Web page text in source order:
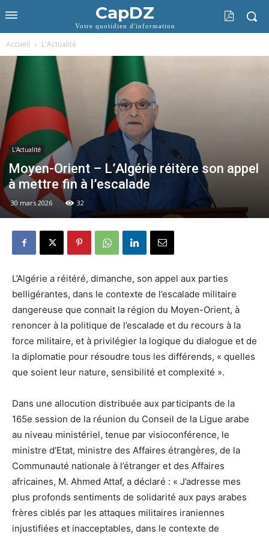
CapDZ
Votre quotidien d'information
Accueil L'Actualité
L'Actualité
Moyen-Orient – L’Algérie réitère son appel
à mettre fin à l’escalade
30 mars 2026 32
L’Algérie a réitéré, dimanche, son appel aux parties
belligérantes, dans le contexte de l’escalade militaire
dangereuse que connait la région du Moyen-Orient, à
renoncer à la politique de l’escalade et du recours à la
force militaire, et à privilégier la logique du dialogue et de
la diplomatie pour résoudre tous les différends, « quelles
que soient leur nature, sensibilité et complexité ».
Dans une allocution distribuée aux participants de la
165e session de la réunion du Conseil de la Ligue arabe
au niveau ministériel, tenue par visioconférence, le
ministre d’Etat, ministre des Affaires étrangères, de la
Communauté nationale à l’étranger et des Affaires
africaines, M. Ahmed Attaf, a déclaré : « J’adresse mes
plus profonds sentiments de solidarité aux pays arabes
frères ciblés par les attaques militaires iraniennes
injustifiées et inacceptables, dans le contexte de